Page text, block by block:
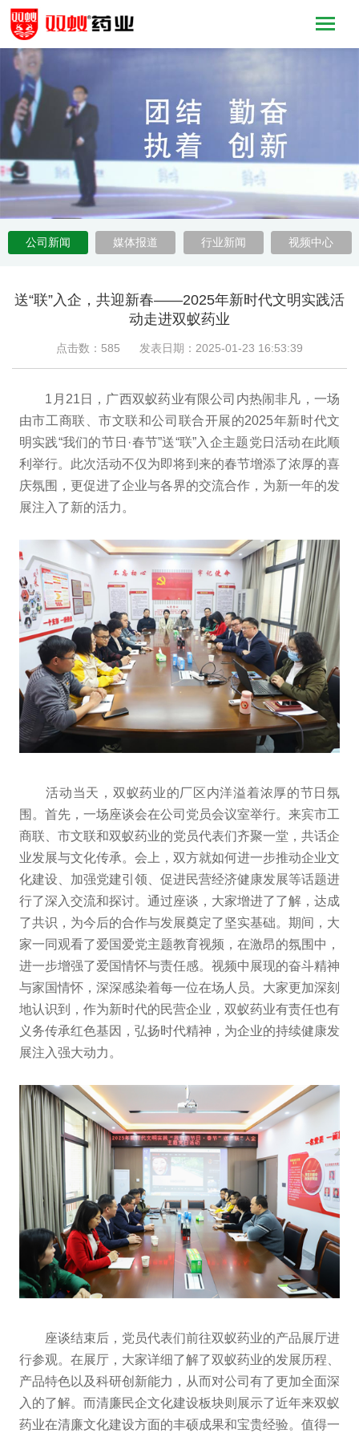
公司新闻 媒体报道 行业新闻 视频中心
送“联”入企，共迎新春——2025年新时代文明实践活
动走进双蚁药业
点击数：585 发表日期：2025-01-23 16:53:39
1月21日，广西双蚁药业有限公司内热闹非凡，一场
由市工商联、市文联和公司联合开展的2025年新时代文
明实践“我们的节日·春节”送“联”入企主题党日活动在此顺
利举行。此次活动不仅为即将到来的春节增添了浓厚的喜
庆氛围，更促进了企业与各界的交流合作，为新一年的发
展注入了新的活力。
活动当天，双蚁药业的厂区内洋溢着浓厚的节日氛
围。首先，一场座谈会在公司党员会议室举行。来宾市工
商联、市文联和双蚁药业的党员代表们齐聚一堂，共话企
业发展与文化传承。会上，双方就如何进一步推动企业文
化建设、加强党建引领、促进民营经济健康发展等话题进
行了深入交流和探讨。通过座谈，大家增进了了解，达成
了共识，为今后的合作与发展奠定了坚实基础。期间，大
家一同观看了爱国爱党主题教育视频，在激昂的氛围中，
进一步增强了爱国情怀与责任感。视频中展现的奋斗精神
与家国情怀，深深感染着每一位在场人员。大家更加深刻
地认识到，作为新时代的民营企业，双蚁药业有责任也有
义务传承红色基因，弘扬时代精神，为企业的持续健康发
展注入强大动力。
座谈结束后，党员代表们前往双蚁药业的产品展厅进
行参观。在展厅，大家详细了解了双蚁药业的发展历程、
产品特色以及科研创新能力，从而对公司有了更加全面深
入的了解。而清廉民企文化建设板块则展示了近年来双蚁
药业在清廉文化建设方面的丰硕成果和宝贵经验。值得一